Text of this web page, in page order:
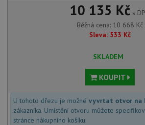
10 135 Kč s
Běžná cena: 10 668 Kč
Sleva: 533 Kč
SKLADEM
KOUPIT
U tohoto dřezu je možné vyvrtat otvor na
zákazníka. Umístění otvoru můžete
stránce nákupního košíku.